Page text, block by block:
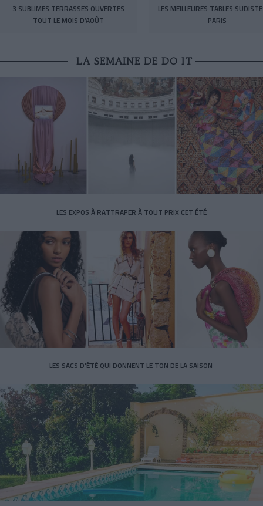
3 SUBLIMES TERRASSES OUVERTES
TOUT LE MOIS D’AOÛT
LES MEILLEURES TABLES
PARIS
LA SEMAINE DE DO IT
LES EXPOS À RATTRAPER À TOUT PRIX CET ÉTÉ
LES SACS D’ÉTÉ QUI DONNENT LE TON DE LA SAISON